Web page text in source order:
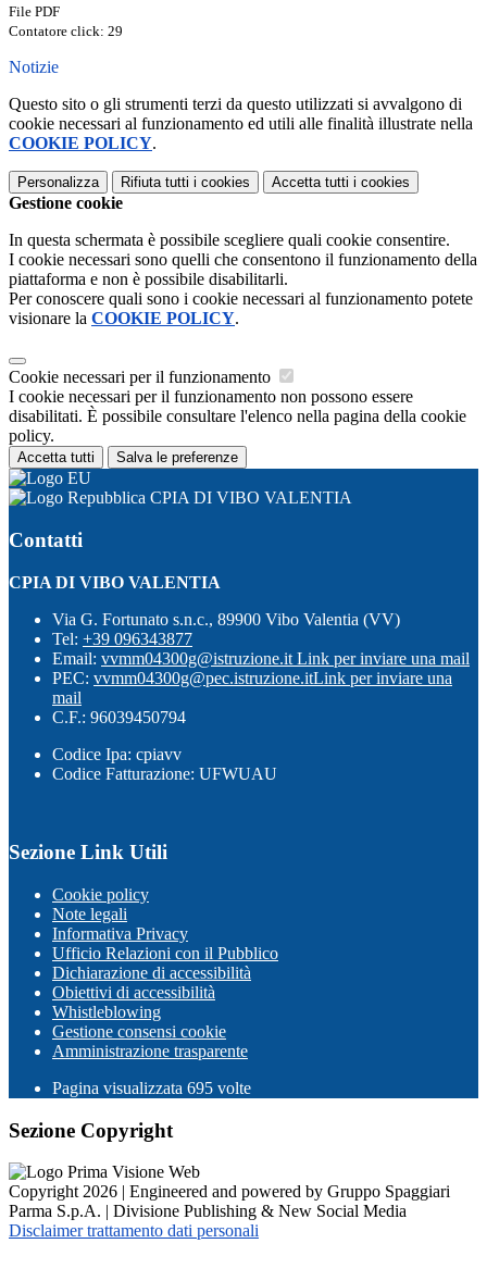
File PDF
Contatore click: 29
Notizie
Questo sito o gli strumenti terzi da questo utilizzati si avvalgono di
cookie necessari al funzionamento ed utili alle finalità illustrate nella
COOKIE POLICY.
Personalizza Rifiuta tutti i cookies Accetta tutti i cookies
Gestione cookie
In questa schermata è possibile scegliere quali cookie consentire.
I cookie necessari sono quelli che consentono il funzionamento della
piattaforma e non è possibile disabilitarli.
Per conoscere quali sono i cookie necessari al funzionamento potete
visionare la COOKIE POLICY.
Cookie necessari per il funzionamento
I cookie necessari per il funzionamento non possono essere
disabilitati. È possibile consultare l'elenco nella pagina della cookie
policy.
Accetta tutti Salva le preferenze
CPIA DI VIBO VALENTIA
Contatti
CPIA DI VIBO VALENTIA
Via G. Fortunato s.n.c., 89900 Vibo Valentia (VV)
Tel: +39 096343877
Email: vvmm04300g@istruzione.it Link per inviare una mail
PEC: vvmm04300g@pec.istruzione.itLink per inviare una
mail
C.F.: 96039450794
Codice Ipa: cpiavv
Codice Fatturazione: UFWUAU
Sezione Link Utili
Cookie policy
Note legali
Informativa Privacy
Ufficio Relazioni con il Pubblico
Dichiarazione di accessibilità
Obiettivi di accessibilità
Whistleblowing
Gestione consensi cookie
Amministrazione trasparente
Pagina visualizzata 695 volte
Sezione Copyright
Copyright 2026 | Engineered and powered by Gruppo Spaggiari
Parma S.p.A. | Divisione Publishing & New Social Media
Disclaimer trattamento dati personali